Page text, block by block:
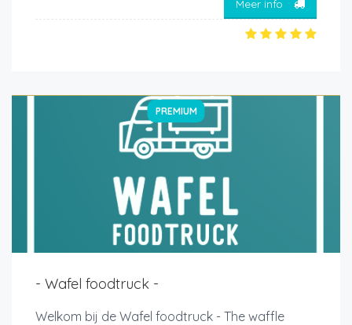
Meer info
PREMIUM
- Wafel foodtruck -
Welkom bij de Wafel foodtruck - The waffle